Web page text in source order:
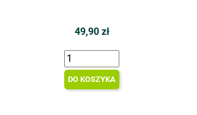
49,90 zł
DO KOSZYKA